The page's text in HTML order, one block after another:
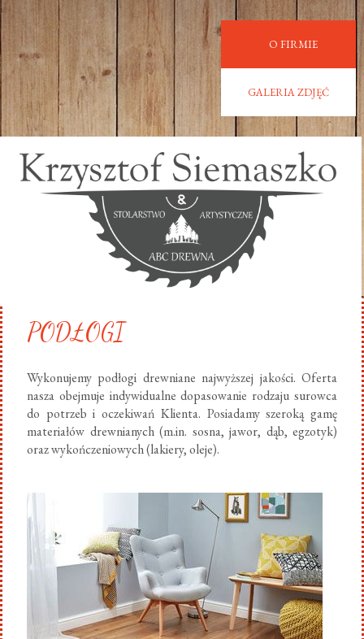
O FIRMIE
GALERIA ZDJĘĆ
PODŁOGI
Wykonujemy podłogi drewniane najwyższej jakości. Oferta
nasza obejmuje indywidualne dopasowanie rodzaju surowca
do potrzeb i oczekiwań Klienta. Posiadamy szeroką gamę
materiałów drewnianych (m.in. sosna, jawor, dąb, egzotyk)
oraz wykończeniowych (lakiery, oleje).